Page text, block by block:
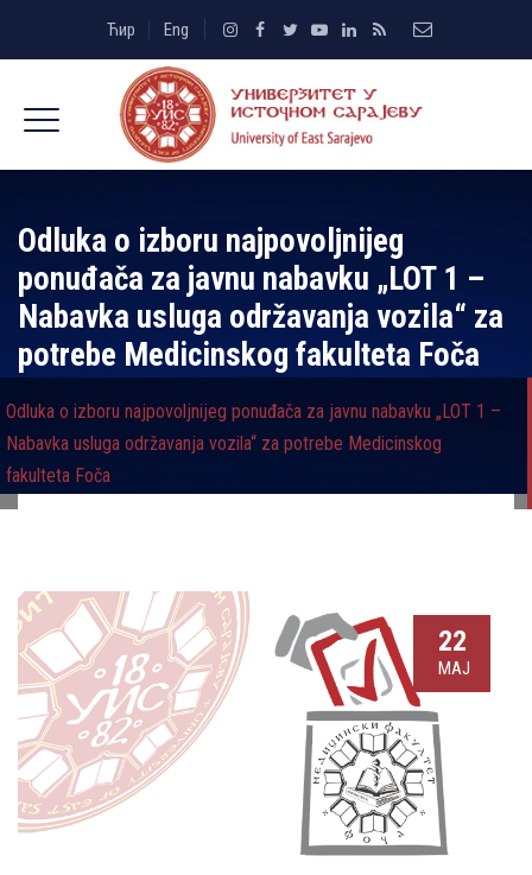
Ћир Eng
Odluka o izboru najpovolјnijeg
ponuđača za javnu nabavku „LOT 1 –
Nabavka usluga održavanja vozila“ za
potrebe Medicinskog fakulteta Foča
Odluka o izboru najpovolјnijeg ponuđača za javnu nabavku „LOT 1 –
Nabavka usluga održavanja vozila“ za potrebe Medicinskog
fakulteta Foča
22
МАЈ